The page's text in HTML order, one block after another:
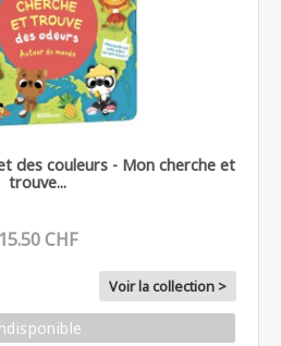
des couleurs - Mon cherche et
trouve...
15.50 CHF
Voir la collection >